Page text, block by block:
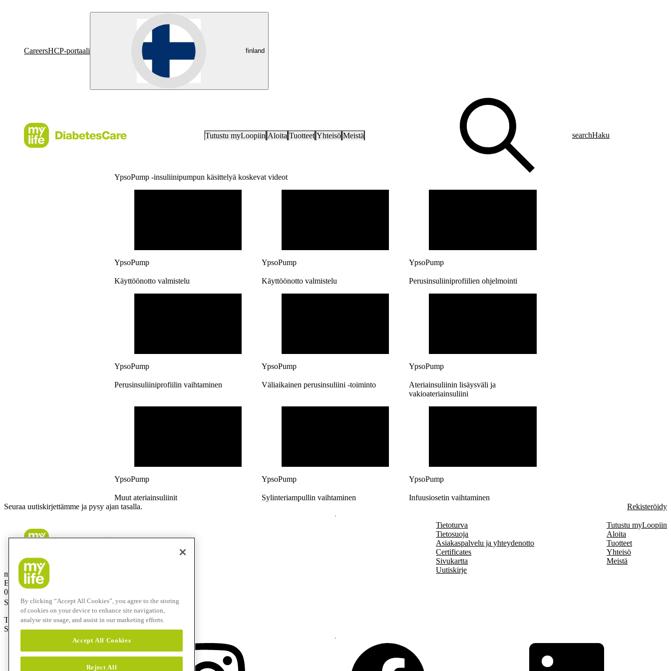
CareersHCP-portaali finland
Tutustu myLoopiin Aloita Tuotteet Yhteisö Meistä searchHaku
YpsoPump -insuliinipumpun käsittelyä koskevat videot
YpsoPump
Käyttöönotto valmistelu
YpsoPump
Käyttöönotto valmistelu
YpsoPump
Perusinsuliiniprofiilien ohjelmointi
YpsoPump
Perusinsuliiniprofiilin vaihtaminen
YpsoPump
Väliaikainen perusinsuliini -toiminto
YpsoPump
Ateriainsuliinin lisäysväli ja
vakioateriainsuliini
YpsoPump
Muut ateriainsuliinit
YpsoPump
Sylinteriampullin vaihtaminen
YpsoPump
Infuusiosetin vaihtaminen
Seuraa uutiskirjettämme ja pysy ajan tasalla.
Rekisteröidy
mylife Diabetes Care Finland OY
Eteläinen Salmitie 1
02430 Masala
Suomi
Tuotetuki 24/7: 0800 98999
Sähköposti: info@mylife-diabetescare.fi
Tietoturva
Tietosuoja
Asiakaspalvelu ja yhteydenotto
Certificates
Sivukartta
Uutiskirje
Tutustu myLoopiin
Aloita
Tuotteet
Yhteisö
Meistä
By clicking “Accept All Cookies”, you agree to the storing
of cookies on your device to enhance site navigation,
analyse site usage, and assist in our marketing efforts.
Accept All Cookies
Reject All